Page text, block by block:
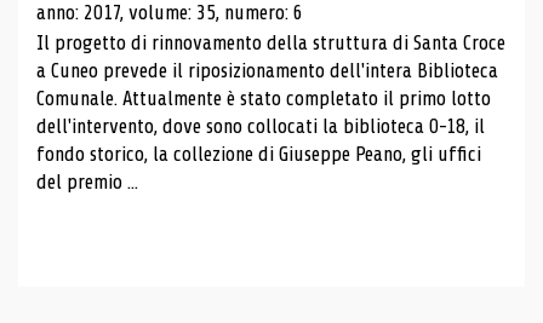
anno: 2017, volume: 35, numero: 6
Il progetto di rinnovamento della struttura di Santa Croce
a Cuneo prevede il riposizionamento dell'intera Biblioteca
Comunale. Attualmente è stato completato il primo lotto
dell'intervento, dove sono collocati la biblioteca 0-18, il
fondo storico, la collezione di Giuseppe Peano, gli uffici
del premio ...